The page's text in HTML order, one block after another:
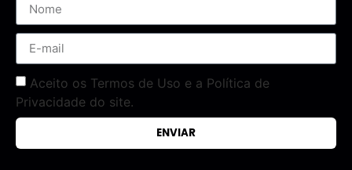
Aceito os Termos de Uso e a Política de
Privacidade do site.
ENVIAR